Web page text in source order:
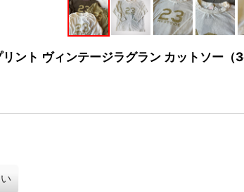
ント ヴィンテージラグラン カットソー（